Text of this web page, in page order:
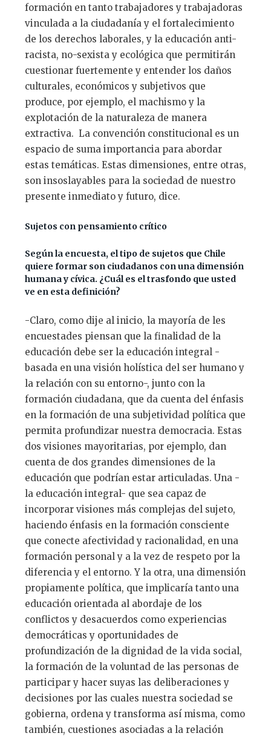
formación en tanto trabajadores y trabajadoras
vinculada a la ciudadanía y el fortalecimiento
de los derechos laborales, y la educación anti-
racista, no-sexista y ecológica que permitirán
cuestionar fuertemente y entender los daños
culturales, económicos y subjetivos que
produce, por ejemplo, el machismo y la
explotación de la naturaleza de manera
extractiva. La convención constitucional es un
espacio de suma importancia para abordar
estas temáticas. Estas dimensiones, entre otras,
son insoslayables para la sociedad de nuestro
presente inmediato y futuro, dice.
Sujetos con pensamiento crítico
Según la encuesta, el tipo de sujetos que Chile
quiere formar son ciudadanos con una dimensión
humana y cívica. ¿Cuál es el trasfondo que usted
ve en esta definición?
-Claro, como dije al inicio, la mayoría de les
encuestades piensan que la finalidad de la
educación debe ser la educación integral -
basada en una visión holística del ser humano y
la relación con su entorno-, junto con la
formación ciudadana, que da cuenta del énfasis
en la formación de una subjetividad política que
permita profundizar nuestra democracia. Estas
dos visiones mayoritarias, por ejemplo, dan
cuenta de dos grandes dimensiones de la
educación que podrían estar articuladas. Una -
la educación integral- que sea capaz de
incorporar visiones más complejas del sujeto,
haciendo énfasis en la formación consciente
que conecte afectividad y racionalidad, en una
formación personal y a la vez de respeto por la
diferencia y el entorno. Y la otra, una dimensión
propiamente política, que implicaría tanto una
educación orientada al abordaje de los
conflictos y desacuerdos como experiencias
democráticas y oportunidades de
profundización de la dignidad de la vida social,
la formación de la voluntad de las personas de
participar y hacer suyas las deliberaciones y
decisiones por las cuales nuestra sociedad se
gobierna, ordena y transforma así misma, como
también, cuestiones asociadas a la relación